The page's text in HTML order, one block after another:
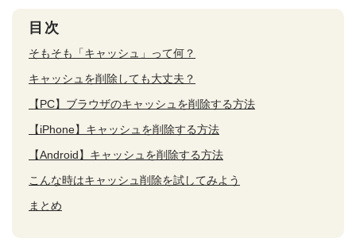
目次
そもそも「キャッシュ」って何？
キャッシュを削除しても大丈夫？
【PC】ブラウザのキャッシュを削除する方法
【iPhone】キャッシュを削除する方法
【Android】キャッシュを削除する方法
こんな時はキャッシュ削除を試してみよう
まとめ